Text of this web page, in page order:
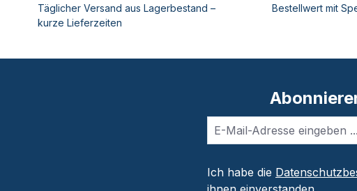
Täglicher Versand aus Lagerbestand –
kurze Lieferzeiten
Bestellwert mit
Ich habe die